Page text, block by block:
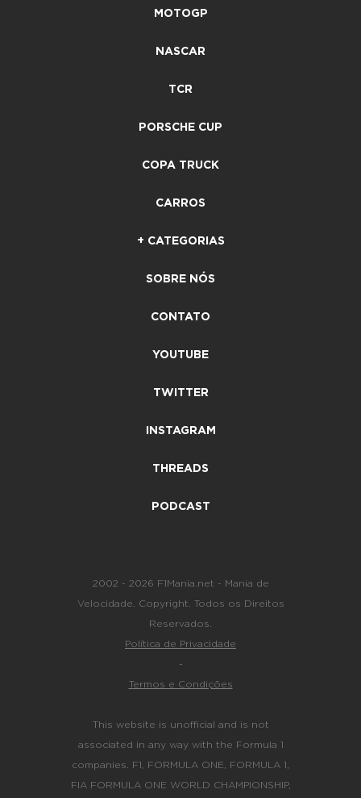
MOTOGP
NASCAR
TCR
PORSCHE CUP
COPA TRUCK
CARROS
+ CATEGORIAS
SOBRE NÓS
CONTATO
YOUTUBE
TWITTER
INSTAGRAM
THREADS
PODCAST
2002 - 2026 F1Mania.net - Mania de
Velocidade. Copyright. Todos os Direitos
Reservados.
Política de Privacidade
-
Termos e Condições
This website is unofficial and is not
associated in any way with the Formula 1
companies. F1, FORMULA ONE, FORMULA 1,
FIA FORMULA ONE WORLD CHAMPIONSHIP,